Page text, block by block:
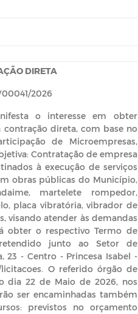
DIRETA
2026
o interesse em obter
contração direta, com base no
de Microempresas,
Contratação de empresa
à execução de serviços
obras públicas do Município,
martelete rompedor,
placa vibratória, vibrador de
visando atender às demandas
obter o respectivo Termo de
junto ao Setor de
23 - Centro - Princesa Isabel -
O referido órgão de
dia 22 de Maio de 2026, nos
ser encaminhadas também
previstos no orçamento